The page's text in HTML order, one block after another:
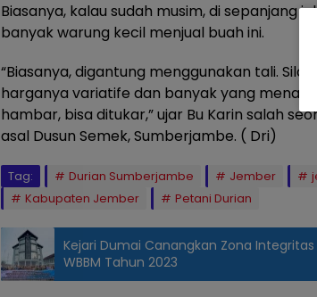
Biasanya, kalau sudah musim, di sepanjang
banyak warung kecil menjual buah ini.
“Biasanya, digantung menggunakan tali.
harganya variatife dan banyak yang
hambar, bisa ditukar,” ujar Bu Karin salah
asal Dusun Semek, Sumberjambe. ( Dri)
Tag: Durian Sumberjambe Jember
Kabupaten Jember
Petani Durian
Kejari Dumai Canangkan Zona Integritas
WBBM Tahun 2023